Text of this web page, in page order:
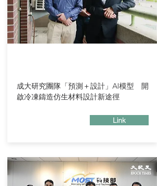
成大研究團隊「預測＋設計」AI模型 開
啟冷凍鑄造仿生材料設計新途徑
Link